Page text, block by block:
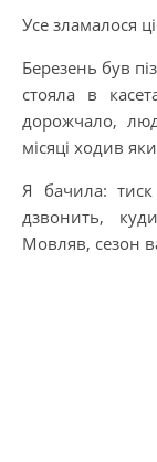
Усе зламалося
Березень був
стояла в
дорожчало,
місяці ходив
Я бачила:
дзвонить,
Мовляв, сезон